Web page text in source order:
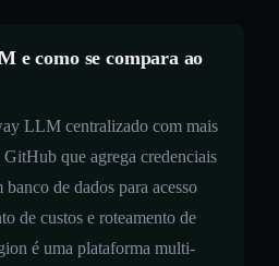
e como se compara ao
LLM centralizado com mais
que agrega credenciais
de dados para acesso
de custos e roteamento de
é uma plataforma multi-